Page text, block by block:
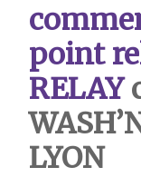
point
RELAY
LYON